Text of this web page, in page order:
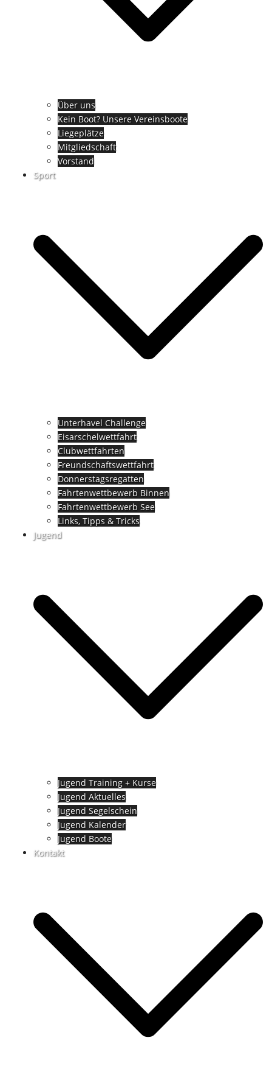
Über uns
Kein Boot? Unsere Vereinsboote
Liegeplätze
Mitgliedschaft
Vorstand
Sport
Unterhavel Challenge
Eisarschelwettfahrt
Clubwettfahrten
Freundschaftswettfahrt
Donnerstagsregatten
Fahrtenwettbewerb Binnen
Fahrtenwettbewerb See
Links, Tipps & Tricks
Jugend
Jugend Training + Kurse
Jugend Aktuelles
Jugend Segelschein
Jugend Kalender
Jugend Boote
Kontakt